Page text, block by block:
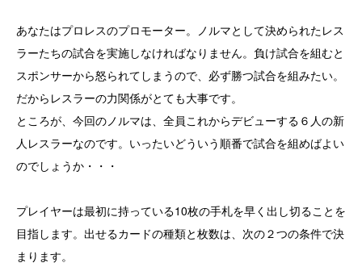
あなたはプロレスのプロモーター。ノルマとして決められたレス
ラーたちの試合を実施しなければなりません。負け試合を組むと
スポンサーから怒られてしまうので、必ず勝つ試合を組みたい。
だからレスラーの力関係がとても大事です。
ところが、今回のノルマは、全員これからデビューする６人の新
人レスラーなのです。いったいどういう順番で試合を組めばよい
のでしょうか・・・
プレイヤーは最初に持っている10枚の手札を早く出し切ることを
目指します。出せるカードの種類と枚数は、次の２つの条件で決
まります。